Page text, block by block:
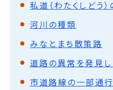
私道（わたくしどう
河川の種類
みなとまち散策路
道路の異常を発見し
市道路線の一部通